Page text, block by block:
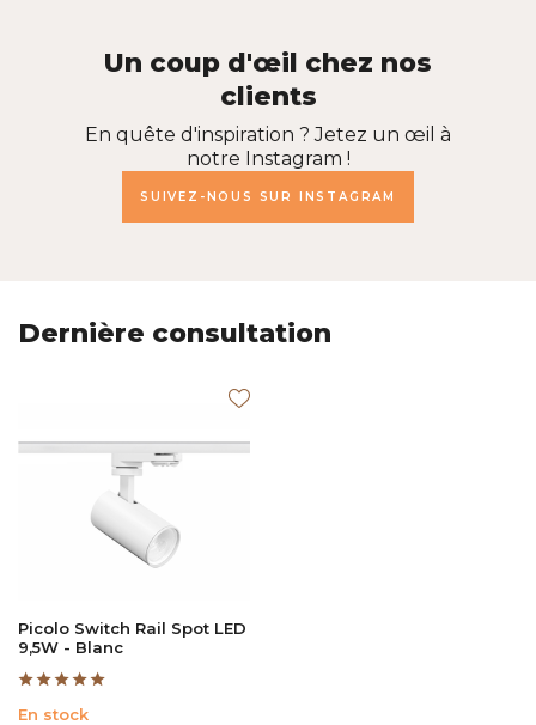
Un coup d'œil chez nos
clients
En quête d'inspiration ? Jetez un œil à
notre Instagram !
SUIVEZ-NOUS SUR INSTAGRAM
Dernière consultation
Picolo Switch Rail Spot LED
9,5W - Blanc
En stock